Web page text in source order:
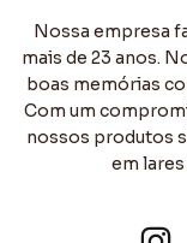
Nossa empresa
mais de 23 anos.
boas memórias
Com um
nossos produtos
em